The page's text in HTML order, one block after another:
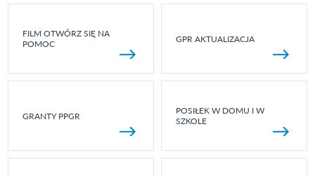
FILM OTWÓRZ SIĘ NA
POMOC
GPR AKTUALIZACJA
GRANTY PPGR
POSIŁEK W DOMU I W
SZKOLE